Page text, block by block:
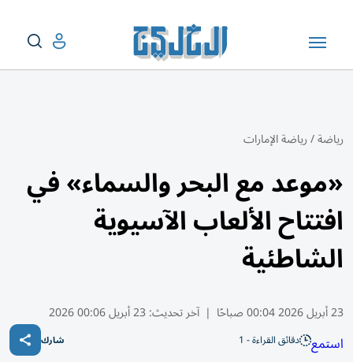
رياضة/رياضة الإمارات
«موعد مع البحر والسماء» في
افتتاح الألعاب الآسيوية
الشاطئية
23 أبريل 2026 00:04 صباحًا | آخر تحديث: 23 أبريل 00:06 2026
استمع دقائق القراءة - 1 شارك